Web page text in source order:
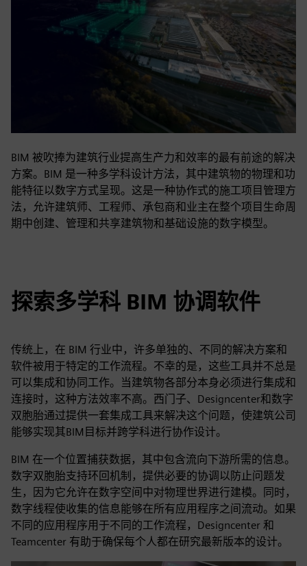
BIM 被吹捧为建筑行业提高生产力和效率的最有前途的解决
方案。BIM 是一种多学科设计方法，其中建筑物的物理和功
能特征以数字方式呈现。这是一种协作式的施工项目管理方
法，允许建筑师、工程师、承包商和业主在整个项目生命周
期中创建、管理和共享建筑物和基础设施的数字模型。
探索多学科 BIM 协调软件
传统上，在 BIM 行业中，许多单独的、不同的解决方案和
软件被用于特定的工作流程。不幸的是，这些工具并不总是
可以集成和协同工作。当建筑物各部分本身必须进行集成和
连接时，这种方法效率不高。西门子、Designcenter和数字
双胞胎通过提供一套集成工具来解决这个问题，使建筑公司
能够实现其BIM目标并跨学科进行协作设计。
BIM 在一个位置捕获数据，其中包含流向下游所需的信息。
数字双胞胎支持环回机制，提供必要的协调以防止问题发
生，因为它允许在数字空间中对物理世界进行建模。同时，
数字线程使收集的信息能够在所有应用程序之间流动。如果
不同的应用程序用于不同的工作流程，Designcenter 和
Teamcenter 有助于确保每个人都在研究最新版本的设计。